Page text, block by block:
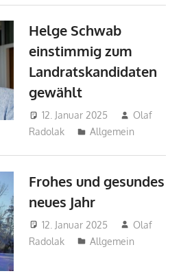
Helge Schwab
einstimmig zum
Landratskandidaten
gewählt
12. Januar 2025
Olaf
Radolak
Allgemein
Frohes und gesundes
neues Jahr
12. Januar 2025
Olaf
Radolak
Allgemein